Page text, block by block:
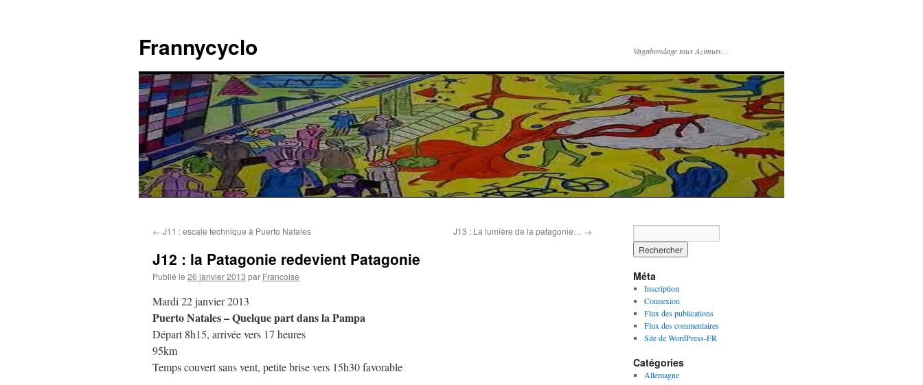
contenu
Frannycyclo Vagabondage tous Azimuts…
← J11 : escale technique à Puerto Natales J13 : La lumière de la patagonie… →
J12 : la Patagonie redevient Patagonie
Publié le 26 janvier 2013 par Francoise
Mardi 22 janvier 2013
Puerto Natales – Quelque part dans la Pampa
Départ 8h15, arrivée vers 17 heures
95km
Temps couvert sans vent, petite brise vers 15h30 favorable
Méta
Inscription
Connexion
Flux des publications
Flux des commentaires
Site de WordPress-FR
Catégories
Allemagne